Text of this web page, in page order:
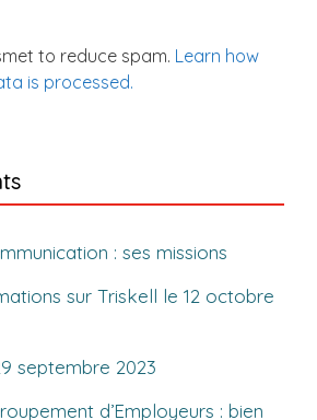
to reduce spam. Learn how
is processed.
: ses missions
sur Triskell le 12 octobre
septembre 2023
d’Employeurs : bien